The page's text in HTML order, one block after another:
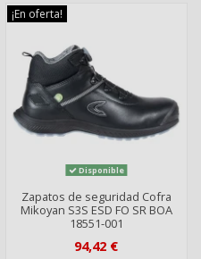
¡En oferta!
Disponible
Zapatos de seguridad Cofra
Mikoyan S3S ESD FO SR BOA
18551-001
94,42 €